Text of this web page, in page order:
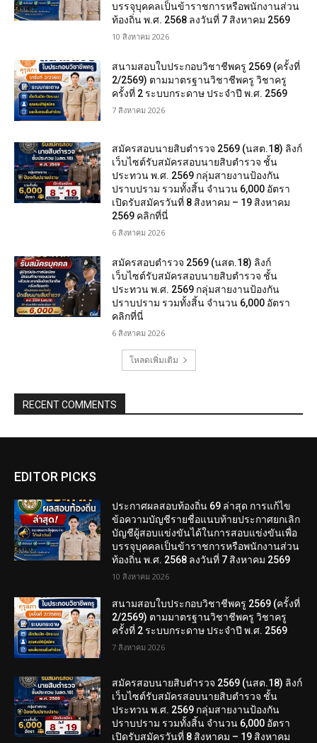
บรรจุบุคคลเป็นข้าราชการหรือพนักงานส่วน
ท้องถิ่น พ.ศ. 2568 ลงวันที่ 7 สิงหาคม 2569
10 สิงหาคม 2026
สนามสอบใบประกอบวิชาชีพครู 2569 (ครั้งที่
2/2569) ตามมาตรฐานวิชาชีพครู วิชาครู
ครั้งที่ 2 ระบบกระดาษ ประจำปี พ.ศ. 2569
7 สิงหาคม 2026
สมัครสอบนายสิบตำรวจ 2569 (นสต.18) ลิงก์
เว็บไซต์รับสมัครสอบนายสิบตำรวจ ชั้น
ประทวน พ.ศ. 2569 กลุ่มสายงานป้องกัน
ปราบปราม รวมทั้งสิ้น จำนวน 6,000 อัตรา
เปิดรับสมัครวันที่ 8 สิงหาคม – 19 สิงหาคม
2569 คลิกที่นี่
6 สิงหาคม 2026
สมัครสอบตํารวจ 2569 (นสต.18) ลิงก์
เว็บไซต์รับสมัครสอบนายสิบตำรวจ ชั้น
ประทวน พ.ศ. 2569 กลุ่มสายงานป้องกัน
ปราบปราม รวมทั้งสิ้น จำนวน 6,000 อัตรา
คลิกที่นี่
6 สิงหาคม 2026
โหลดเพิ่มเติม
RECENT COMMENTS
EDITOR PICKS
ประกาศผลสอบท้องถิ่น 69 ล่าสุด การแก้ไข
ข้อความบัญชีรายชื่อแนบท้ายประกาศยกเลิก
บัญชีผู้สอบแข่งขันได้ในการสอบแข่งขันเพื่อ
บรรจุบุคคลเป็นข้าราชการหรือพนักงานส่วน
ท้องถิ่น พ.ศ. 2568 ลงวันที่ 7 สิงหาคม 2569
10 สิงหาคม 2026
สนามสอบใบประกอบวิชาชีพครู 2569 (ครั้งที่
2/2569) ตามมาตรฐานวิชาชีพครู วิชาครู
ครั้งที่ 2 ระบบกระดาษ ประจำปี พ.ศ. 2569
7 สิงหาคม 2026
สมัครสอบนายสิบตำรวจ 2569 (นสต.18) ลิงก์
เว็บไซต์รับสมัครสอบนายสิบตำรวจ ชั้น
ประทวน พ.ศ. 2569 กลุ่มสายงานป้องกัน
ปราบปราม รวมทั้งสิ้น จำนวน 6,000 อัตรา
เปิดรับสมัครวันที่ 8 สิงหาคม – 19 สิงหาคม